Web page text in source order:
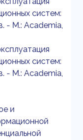
систем:
- М.: Academia,
систем:
- М.: Academia,
и